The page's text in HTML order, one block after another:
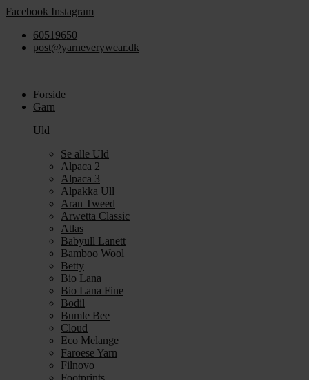
Videre
indhold
Facebook Instagram
60519650
post@yarneverywear.dk
Forside
Garn
Uld
Se alle Uld
Alpaca 2
Alpaca 3
Alpakka Ull
Aran Tweed
Arwetta Classic
Atlas
Babyull Lanett
Bamboo Wool
Betty
Bio Lana
Bio Lana Fine
Bodil
Bumle Bee
Cloud
Eco Melange
Faroese Yarn
Filnovo
Footprints